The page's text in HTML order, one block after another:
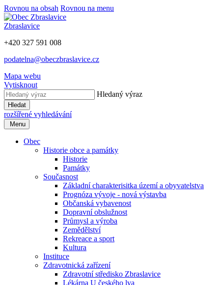
Rovnou na obsah Rovnou na menu
Zbraslavice
+420 327 591 008
podatelna@obeczbraslavice.cz
Mapa webu
Vytisknout
Hledaný výraz
Hledat
rozšířené vyhledávání
Menu
Obec
Historie obce a památky
Historie
Památky
Současnost
Základní charakterisitka území a obyvatelstva
Prognóza vývoje - nová výstavba
Občanská vybavenost
Dopravní obslužnost
Průmysl a výroba
Zemědělství
Rekreace a sport
Kultura
Instituce
Zdravotnická zařízení
Zdravotní středisko Zbraslavice
Lékárna U českého lva